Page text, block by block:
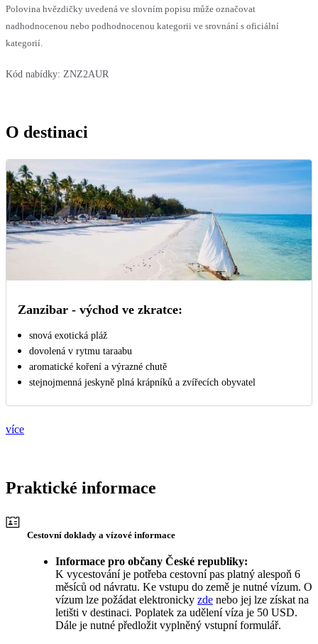
Polovina hvězdičky uvedená ve slovním popisu může označovat
nadhodnocenou nebo podhodnocenou kategorii ve srovnání s oficiální
kategorií.
Kód nabídky: ZNZ2AUR
O destinaci
Zanzibar - východ ve zkratce:
snová exotická pláž
dovolená v rytmu taraabu
aromatické koření a výrazné chutě
stejnojmenná jeskyně plná krápníků a zvířecích obyvatel
více
Praktické informace
Cestovní doklady a vízové informace
Informace pro občany České republiky:
K vycestování je potřeba cestovní pas platný alespoň 6
měsíců od návratu. Ke vstupu do země je nutné vízum. O
vízum lze požádat elektronicky zde nebo jej lze získat na
letišti v destinaci. Poplatek za udělení víza je 50 USD.
Dále je nutné předložit vyplněný vstupní formulář.